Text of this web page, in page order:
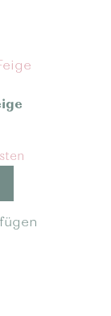
Die
können
Produktseite
werden